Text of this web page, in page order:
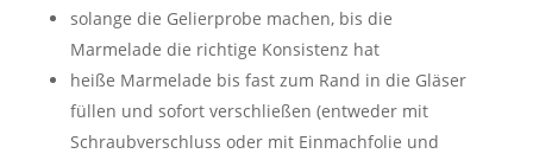
solange die Gelierprobe machen, bis die
Marmelade die richtige Konsistenz hat
heiße Marmelade bis fast zum Rand in die Gläser
füllen und sofort verschließen (entweder mit
Schraubverschluss oder mit Einmachfolie und